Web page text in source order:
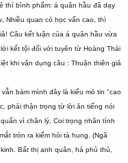
thì bình phẩm: á quân hầu đã dạy
Nhiều quan có học vấn cao, thì
Câu kết luận của á quân hầu vừa
kết tội đối với tuyên từ Hoàng Thái
khi vận dụng câu : Thuận thiên giả
bám mình đây là kiểu mò tin "cao
phải thận trọng từ lời ăn tiếng nói
vì chân lý, Coi trọng nhân tình
tròn ra kiếm hỏi tà hung. (Ngã
Bất thị anh quân, hả phủ thủ,